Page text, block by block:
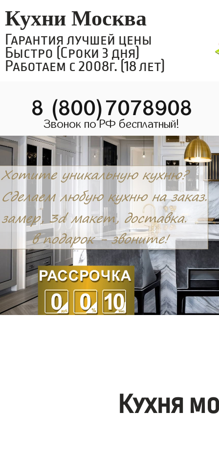
Кухни Москва
Гарантия лучшей цены
Быстро (Сроки 3 дня)
Работаем с 2008г. (18 лет)
8 (800)7078908
Звонок по РФ бесплатный!
Кухня